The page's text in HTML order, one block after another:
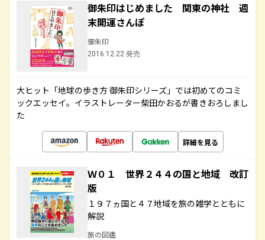
御朱印はじめました 関東の神社 週
末開運さんぽ
御朱印
2016.12.22 発売
大ヒット「地球の歩き方 御朱印シリーズ」では初めてのコミ
ックエッセイ。イラストレーター柴田かおるが書きおろしまし
た
詳細を見る
Ｗ０１ 世界２４４の国と地域 改訂
版
１９７ヵ国と４７地域を旅の雑学とともに
解説
旅の図鑑